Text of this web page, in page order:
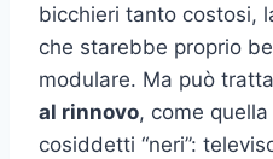
bicchieri tanto costosi,
che starebbe proprio
modulare. Ma può
al rinnovo, come
cosiddetti “neri”: